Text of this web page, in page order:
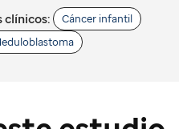
clínicos:
Cáncer infantil